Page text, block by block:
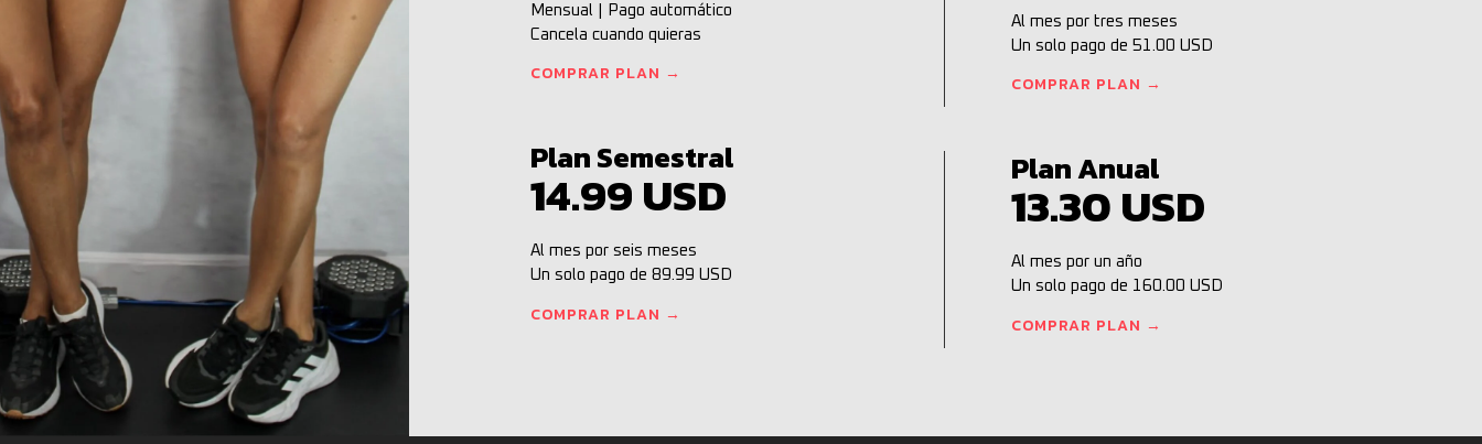
Mensual | Pago automático
Cancela cuando quieras
COMPRAR PLAN →
Al mes por tres meses
Un solo pago de 51.00 USD
COMPRAR PLAN →
Plan Semestral
14.99 USD
Al mes por seis meses
Un solo pago de 89.99 USD
COMPRAR PLAN →
Plan Anual
13.30 USD
Al mes por un año
Un solo pago de 160.00 USD
COMPRAR PLAN →